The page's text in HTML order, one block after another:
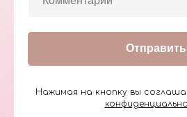
Отправить
Нажимая на кнопку вы